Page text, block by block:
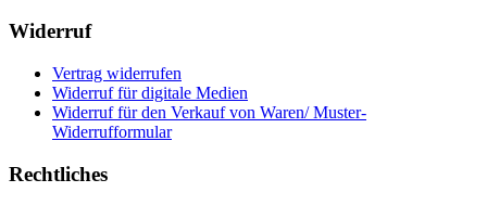
Widerruf
Vertrag widerrufen
Widerruf für digitale Medien
Widerruf für den Verkauf von Waren/ Muster-
Widerrufformular
Rechtliches